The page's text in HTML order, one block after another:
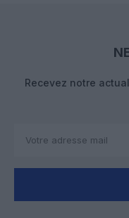
Recevez notre